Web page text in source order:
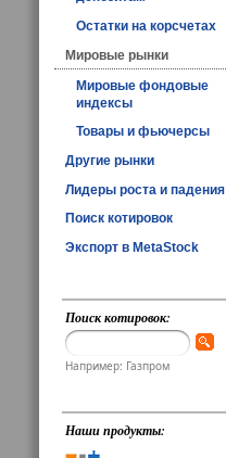
Остатки на корсчетах
Мировые рынки
Мировые фондовые
индексы
Товары и фьючерсы
Другие рынки
Лидеры роста и падения
Поиск котировок
Экспорт в MetaStock
Поиск котировок:
Например: Газпром
Наши продукты: